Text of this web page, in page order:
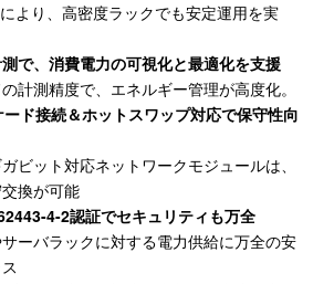
より、高密度ラックでも安定運用を実
で、消費電力の可視化と最適化を支援
計測精度で、エネルギー管理が高度化。
ド接続＆ホットスワップ対応で保守性向
ビット対応ネットワークモジュールは、
換が可能
4-2認証でセキュリティも万全
ーバラックに対する電力供給に万全の安